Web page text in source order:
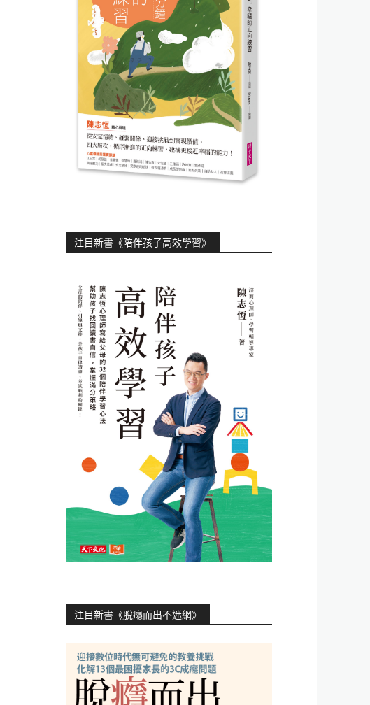
注目新書《陪伴孩子高效學習》
注目新書《脫癮而出不迷網》